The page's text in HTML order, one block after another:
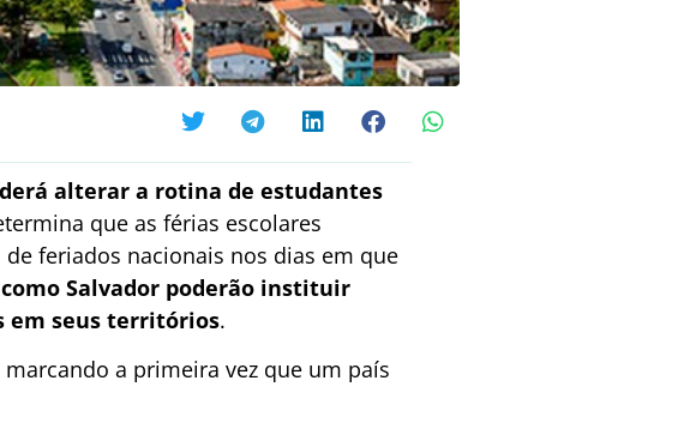
alterar a rotina de estudantes
que as férias escolares
feriados nacionais nos dias em que
Salvador poderão instituir
em seus territórios.
a primeira vez que um país